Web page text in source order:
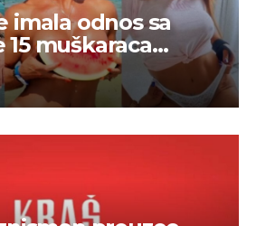
imala odnos sa
muškaraca
– „Doktor mi je